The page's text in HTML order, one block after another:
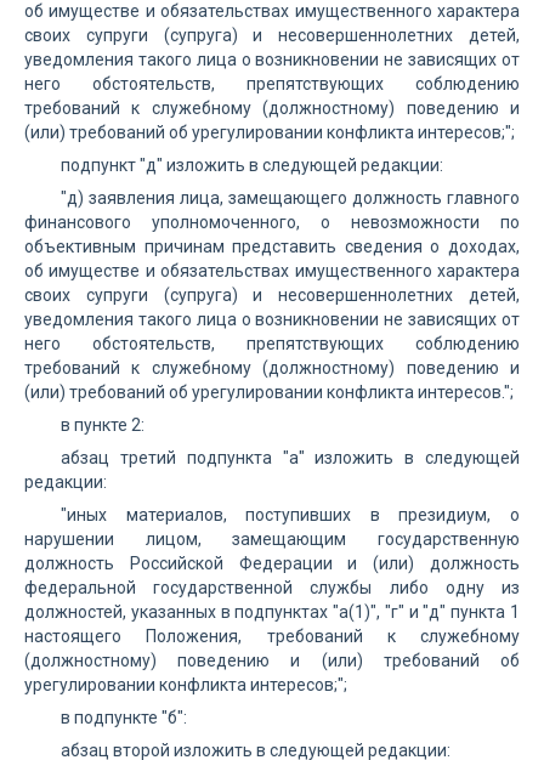
об имуществе и обязательствах имущественного характера
своих супруги (супруга) и несовершеннолетних детей,
уведомления такого лица о возникновении не зависящих от
него обстоятельств, препятствующих соблюдению
требований к служебному (должностному) поведению и
(или) требований об урегулировании конфликта интересов;";
подпункт "д" изложить в следующей редакции:
"д) заявления лица, замещающего должность главного
финансового уполномоченного, о невозможности по
объективным причинам представить сведения о доходах,
об имуществе и обязательствах имущественного характера
своих супруги (супруга) и несовершеннолетних детей,
уведомления такого лица о возникновении не зависящих от
него обстоятельств, препятствующих соблюдению
требований к служебному (должностному) поведению и
(или) требований об урегулировании конфликта интересов.";
в пункте 2:
абзац третий подпункта "а" изложить в следующей
редакции:
"иных материалов, поступивших в президиум, о
нарушении лицом, замещающим государственную
должность Российской Федерации и (или) должность
федеральной государственной службы либо одну из
должностей, указанных в подпунктах "а(1)", "г" и "д" пункта 1
настоящего Положения, требований к служебному
(должностному) поведению и (или) требований об
урегулировании конфликта интересов;";
в подпункте "б":
абзац второй изложить в следующей редакции: